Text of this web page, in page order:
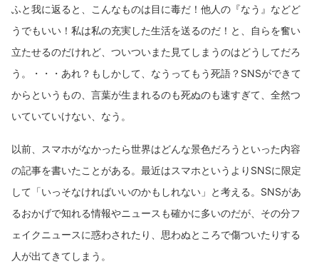
ふと我に返ると、こんなものは目に毒だ！他人の『なう』などど
うでもいい！私は私の充実した生活を送るのだ！と、自らを奮い
立たせるのだけれど、ついついまた見てしまうのはどうしてだろ
う。・・・あれ？もしかして、なうってもう死語？SNSができて
からというもの、言葉が生まれるのも死ぬのも速すぎて、全然つ
いていていけない、なう。
以前、スマホがなかったら世界はどんな景色だろうといった内容
の記事を書いたことがある。最近はスマホというよりSNSに限定
して「いっそなければいいのかもしれない」と考える。SNSがあ
るおかげで知れる情報やニュースも確かに多いのだが、その分フ
ェイクニュースに惑わされたり、思わぬところで傷ついたりする
人が出てきてしまう。